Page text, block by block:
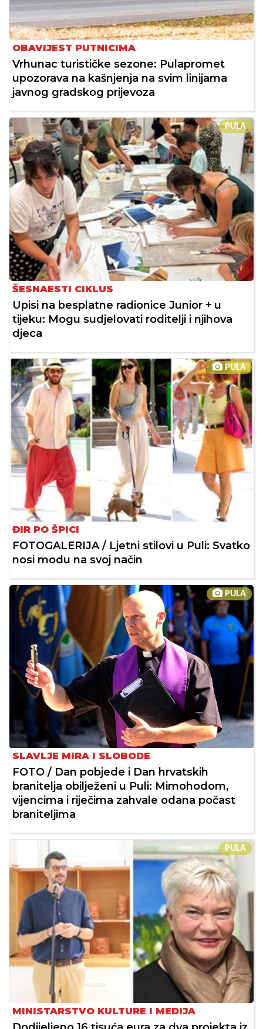
OBAVIJEST PUTNICIMA
Vrhunac turističke sezone: Pulapromet
upozorava na kašnjenja na svim linijama
javnog gradskog prijevoza
PULA
ŠESNAESTI CIKLUS
Upisi na besplatne radionice Junior + u
tijeku: Mogu sudjelovati roditelji i njihova
djeca
PULA
ĐIR PO ŠPICI
FOTOGALERIJA / Ljetni stilovi u Puli: Svatko
nosi modu na svoj način
PULA
SLAVLJE MIRA I SLOBODE
FOTO / Dan pobjede i Dan hrvatskih
branitelja obilježeni u Puli: Mimohodom,
vijencima i riječima zahvale odana počast
braniteljima
PULA
MINISTARSTVO KULTURE I MEDIJA